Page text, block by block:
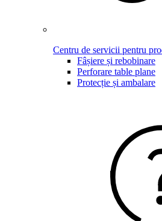
Centru de servicii pentru
Fâșiere și rebobinare
Perforare table plane
Protecție și ambalare